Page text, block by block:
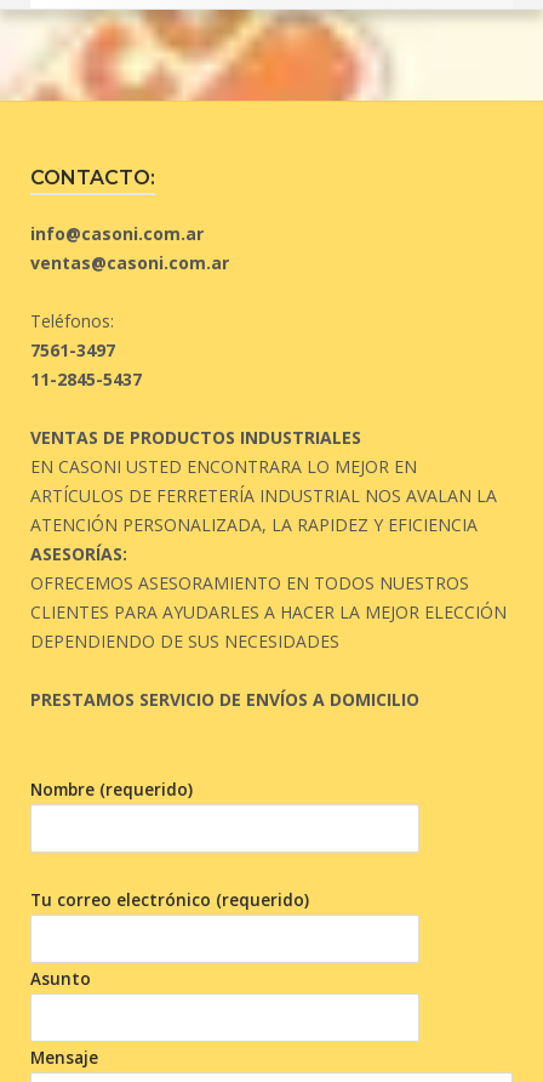
CONTACTO:
info@casoni.com.ar
ventas@casoni.com.ar
Teléfonos:
7561-3497
11-2845-5437
VENTAS DE PRODUCTOS INDUSTRIALES
EN CASONI USTED ENCONTRARA LO MEJOR EN
ARTÍCULOS DE FERRETERÍA INDUSTRIAL NOS AVALAN LA
ATENCIÓN PERSONALIZADA, LA RAPIDEZ Y EFICIENCIA
ASESORÍAS:
OFRECEMOS ASESORAMIENTO EN TODOS NUESTROS
CLIENTES PARA AYUDARLES A HACER LA MEJOR ELECCIÓN
DEPENDIENDO DE SUS NECESIDADES
PRESTAMOS SERVICIO DE ENVÍOS A DOMICILIO
Nombre (requerido)
Tu correo electrónico (requerido)
Asunto
Mensaje